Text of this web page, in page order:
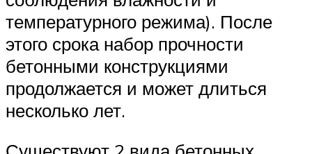
температурного режима). После
этого срока набор прочности
бетонными конструкциями
продолжается и может длиться
несколько лет.